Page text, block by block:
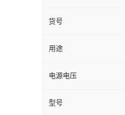
货号
用途
电源电压
型号